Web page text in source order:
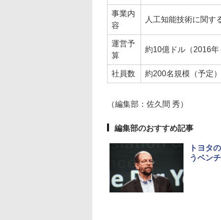
事業内
容
人工知能技術に関す
運営予
算
約10億ドル（2016年
社員数 約200名規模（予定）
（編集部：佐久間 秀）
編集部のおすすめ記事
トヨタ
うベン